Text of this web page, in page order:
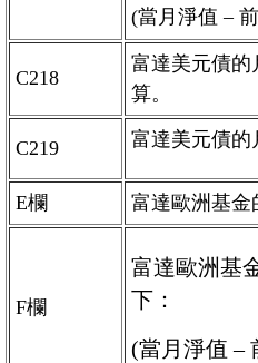
(當月淨值 –
C218
富達美元債的
算。
C219 富達美元債的
E欄 富達歐洲基金
F欄
富達歐洲基
下：
(當月淨值 –